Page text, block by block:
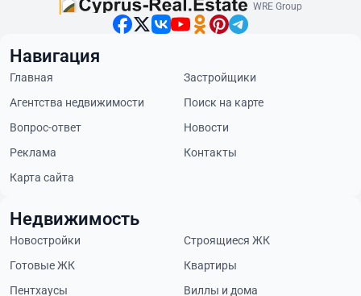
WRE Group
Навигация
Главная
Застройщики
Агентства недвижимости
Поиск на карте
Вопрос-ответ
Новости
Реклама
Контакты
Карта сайта
Недвижимость
Новостройки
Строящиеся ЖК
Готовые ЖК
Квартиры
Пентхаусы
Виллы и дома